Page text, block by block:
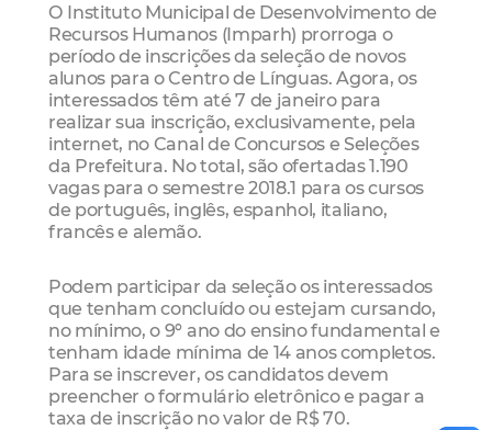
O Instituto Municipal de Desenvolvimento de
Recursos Humanos (Imparh) prorroga o
período de inscrições da seleção de novos
alunos para o Centro de Línguas. Agora, os
interessados têm até 7 de janeiro para
realizar sua inscrição, exclusivamente, pela
internet, no Canal de Concursos e Seleções
da Prefeitura. No total, são ofertadas 1.190
vagas para o semestre 2018.1 para os cursos
de português, inglês, espanhol, italiano,
francês e alemão.
Podem participar da seleção os interessados
que tenham concluído ou estejam cursando,
no mínimo, o 9º ano do ensino fundamental e
tenham idade mínima de 14 anos completos.
Para se inscrever, os candidatos devem
preencher o formulário eletrônico e pagar a
taxa de inscrição no valor de R$ 70.